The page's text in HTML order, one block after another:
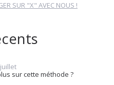
SUR "X" AVEC NOUS !
sur cette méthode ?